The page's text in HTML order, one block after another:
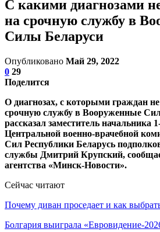
С какими диагнозами
на срочную службу в
Силы Беларуси
Опубликовано Май 29, 2022
0 29
Поделится
О диагнозах, с которыми граждан
срочную службу в Вооруженные
рассказал заместитель начальника
Центральной военно-врачебной
Сил Республики Беларусь
службы Дмитрий Крупский,
агентства «Минск-Новости».
Сейчас читают
Почему диван проседает и как
Болгария выиграла «Евровидение-